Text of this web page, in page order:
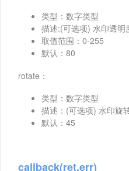
类型：数字类型
描述:(可选项) 水印透明
取值范围：0-255
默认：80
rotate：
类型：数字类型
描述：(可选项) 水印旋
默认：45
callback(ret,err)